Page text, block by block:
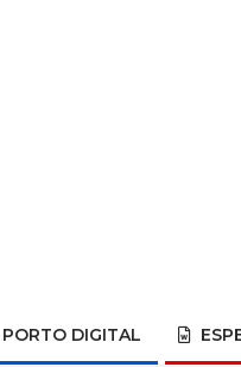
PORTO DIGITAL